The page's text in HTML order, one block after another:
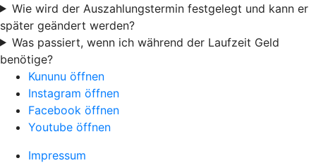
Wie wird der Auszahlungstermin festgelegt und kann er
später geändert werden?
Was passiert, wenn ich während der Laufzeit Geld
benötige?
Kununu öffnen
Instagram öffnen
Facebook öffnen
Youtube öffnen
Impressum